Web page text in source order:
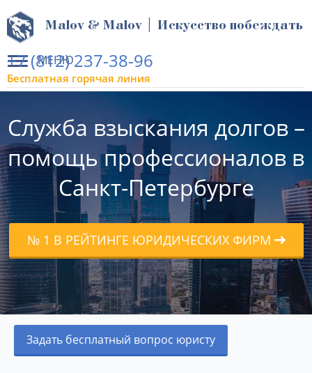
МЕНЮ
Malov & Malov | Искусство побеждать
+7 (812) 237-38-96
Бесплатная горячая линия
Служба взыскания долгов –
помощь профессионалов в
Санкт-Петербурге
№ 1 В РЕЙТИНГЕ ЮРИДИЧЕСКИХ ФИРМ
Задать бесплатный вопрос юристу